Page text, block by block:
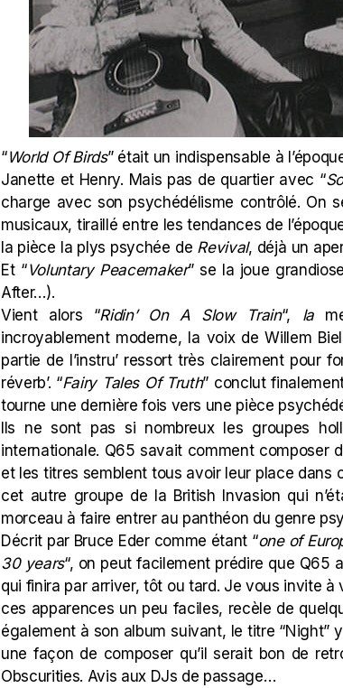
“World Of Birds” était un indispensable à
Janette et Henry. Mais pas de quartier avec “
charge avec son psychédélisme contrôlé. On
musicaux, tiraillé entre les tendances de
la pièce la plys psychée de Revival, déjà un
Et “Voluntary Peacemaker” se la joue
After…).
Vient alors “Ridin’ On A Slow Train“, la
incroyablement moderne, la voix de Willem
partie de l’instru’ ressort très clairement pour
réverb’. “Fairy Tales Of Truth” conclut
tourne une dernière fois vers une pièce
Ils ne sont pas si nombreux les groupes
internationale. Q65 savait comment composer
et les titres semblent tous avoir leur place dans
cet autre groupe de la British Invasion qui
morceau à faire entrer au panthéon du genre
Décrit par Bruce Eder comme étant “one of
30 years“, on peut facilement prédire que Q65
qui finira par arriver, tôt ou tard. Je vous invite à
ces apparences un peu faciles, recèle de
également à son album suivant, le titre “Night”
une façon de composer qu’il serait bon de
Obscurities. Avis aux DJs de passage…